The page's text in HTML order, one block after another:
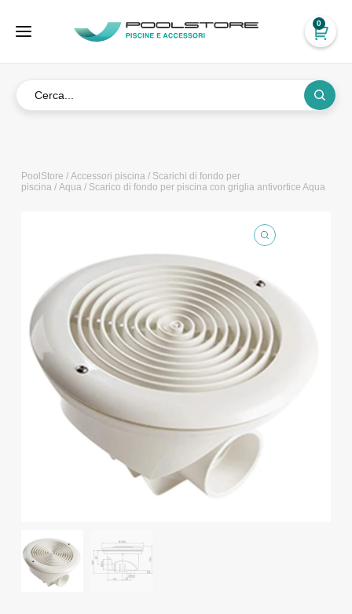
0
PoolStore / Accessori piscina/ Scarichi di fondo per
piscina/ Aqua/ Scarico di fondo per piscina con griglia antivortice Aqua